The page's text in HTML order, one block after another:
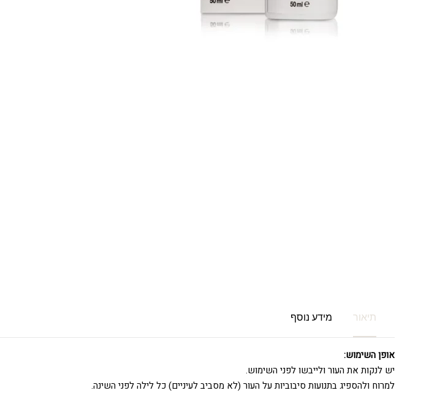
תיאור מידע נוסף
אופן השימוש:
יש לנקות את העור ולייבשו לפני השימוש.
למרוח ולהספיג בתנועות סיבוביות על העור (לא מסביב לעיניים) כל לילה לפני השינה.